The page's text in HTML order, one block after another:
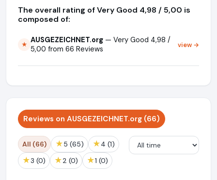
The overall rating of Very Good 4,98 / 5,00 is
composed of:
★ AUSGEZEICHNET.org — Very Good 4,98 /
5,00 from 66 Reviews
view →
Reviews on AUSGEZEICHNET.org (66)
All (66) ★ 5 (65) ★ 4 (1)
★ 3 (0) ★ 2 (0) ★ 1 (0)